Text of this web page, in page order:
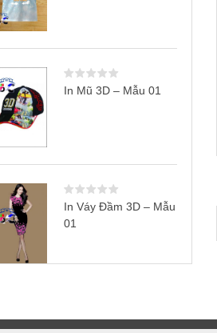
In Mũ 3D – Mẫu 01
In Váy Đầm 3D – Mẫu
01